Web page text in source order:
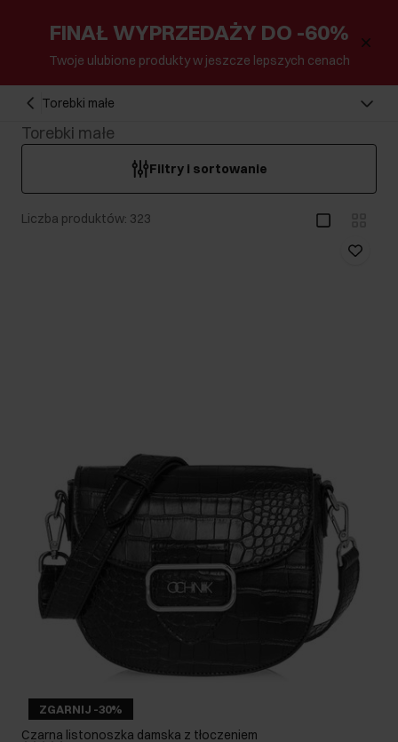
FINAŁ WYPRZEDAŻY DO -60%
Twoje ulubione produkty w jeszcze lepszych cenach
Torebki małe
Torebki małe
Filtry i sortowanie
Liczba produktów: 323
ZGARNIJ -30%
Czarna listonoszka damska z tłoczeniem